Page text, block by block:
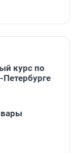
курс по